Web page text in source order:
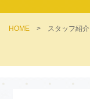
HOME > スタッフ紹介